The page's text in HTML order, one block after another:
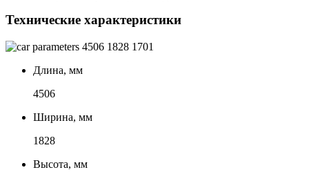
Технические характеристики
4506 1828 1701
Длина, мм
4506
Ширина, мм
1828
Высота, мм